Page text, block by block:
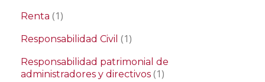
Renta (1)
Responsabilidad Civil (1)
Responsabilidad patrimonial de
administradores y directivos (1)